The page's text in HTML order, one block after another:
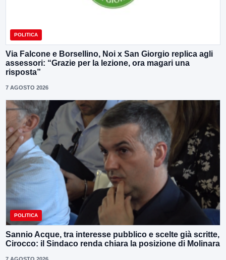
POLITICA
Via Falcone e Borsellino, Noi x San Giorgio replica agli
assessori: “Grazie per la lezione, ora magari una
risposta”
7 AGOSTO 2026
POLITICA
Sannio Acque, tra interesse pubblico e scelte già scritte,
Cirocco: il Sindaco renda chiara la posizione di Molinara